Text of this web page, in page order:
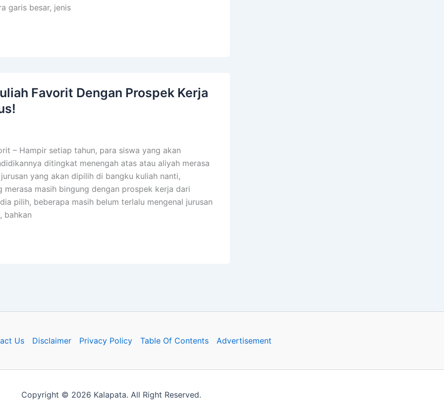
garis besar, jenis
Favorit Dengan Prospek Kerja
– Hampir setiap tahun, para siswa yang akan
ditingkat menengah atas atau aliyah merasa
yang akan dipilih di bangku kuliah nanti,
merasa masih bingung dengan prospek kerja dari
pilih, beberapa masih belum terlalu mengenal jurusan
bahkan
Us Disclaimer Privacy Policy Table Of Contents Advertisement
Copyright © 2026 Kalapata. All Right Reserved.